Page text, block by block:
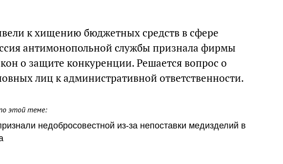
к хищению бюджетных средств в сфере
антимонопольной службы признала фирмы
о защите конкуренции. Решается вопрос о
лиц к административной ответственности.
этой теме:
недобросовестной из-за непоставки медизделий в